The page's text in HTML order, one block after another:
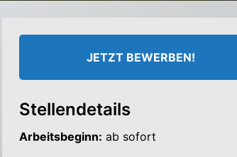
JETZT BEWERBEN!
Stellendetails
Arbeitsbeginn: ab sofort